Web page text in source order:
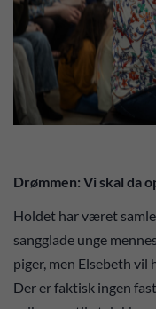
Drømmen: Vi skal da
Holdet har været
sangglade unge
piger, men Elsebeth vil
Der er faktisk ingen